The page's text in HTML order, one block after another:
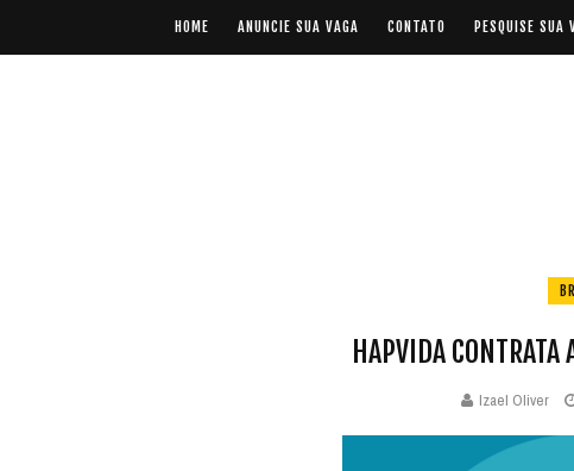
HOME ANUNCIE SUA VAGA CONTATO PESQUISE SUA
HAPVIDA
Izael Oliver